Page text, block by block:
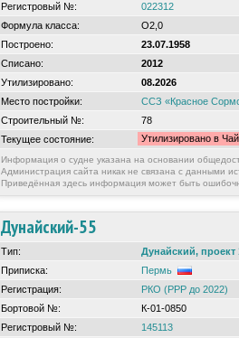
Регистровый №:
022312
Формула класса:
О2,0
Построено:
23.07.1958
Списано:
2012
Утилизировано:
08.2026
Место постройки:
ССЗ «Красное
Строительный №:
78
Текущее состояние:
Утилизировано в
Информация о судне указана на основании
Администрация сайта никак не связана с данными
Приведённая здесь информация может быть
Дунайский-55
Тип:
Дунайский, проект
Приписка:
Пермь
Регистрация:
РКО (РРР до 2022)
Бортовой №:
К-01-0850
Регистровый №:
145113